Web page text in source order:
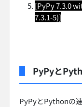
[PyPy 7.3.0
7.3.1-5)]
PyPyと
PyPyとPythonの